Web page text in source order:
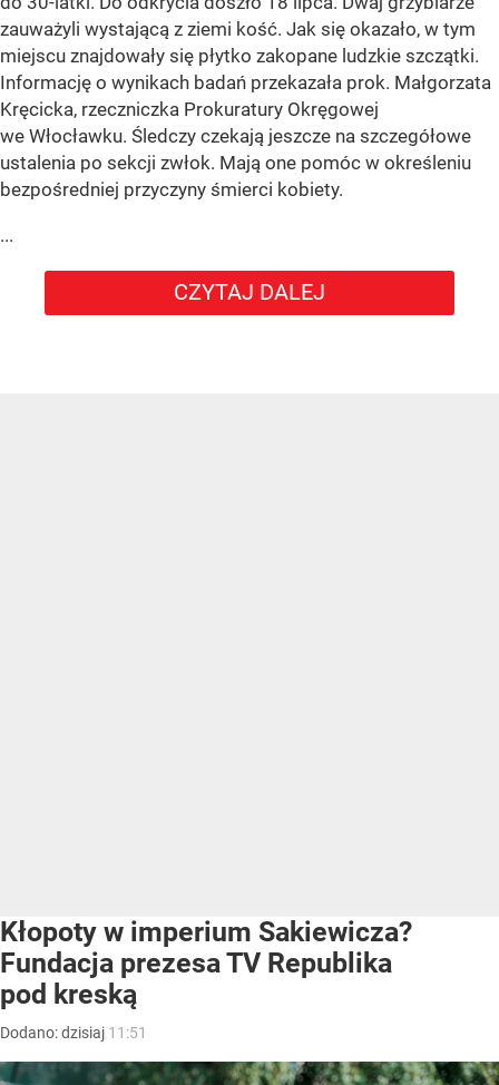
zauważyli wystającą z ziemi kość. Jak się okazało, w tym
miejscu znajdowały się płytko zakopane ludzkie szczątki.
Informację o wynikach badań przekazała prok. Małgorzata
Kręcicka, rzeczniczka Prokuratury Okręgowej
we Włocławku. Śledczy czekają jeszcze na szczegółowe
ustalenia po sekcji zwłok. Mają one pomóc w określeniu
bezpośredniej przyczyny śmierci kobiety.
...
CZYTAJ DALEJ
Kłopoty w imperium Sakiewicza?
Fundacja prezesa TV Republika
pod kreską
Dodano:dzisiaj 11:51